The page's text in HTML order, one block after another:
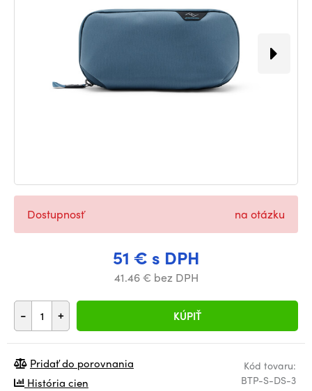
51 € s DPH
41.46 € bez DPH
- + KÚPIŤ
Dostupnosť na otázku
Kód tovaru:
BTP-S-DS-3
Pridať do porovnania
História cien